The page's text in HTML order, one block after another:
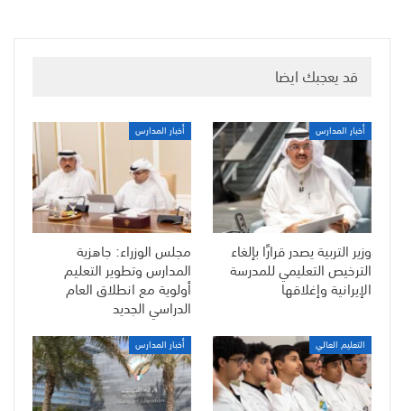
قد يعجبك ايضا
أخبار المدارس
وزير التربية يصدر قرارًا بإلغاء
الترخيص التعليمي للمدرسة
الإيرانية وإغلاقها
أخبار المدارس
مجلس الوزراء: جاهزية
المدارس وتطوير التعليم
أولوية مع انطلاق العام
الدراسي الجديد
التعليم العالي أخبار المدارس